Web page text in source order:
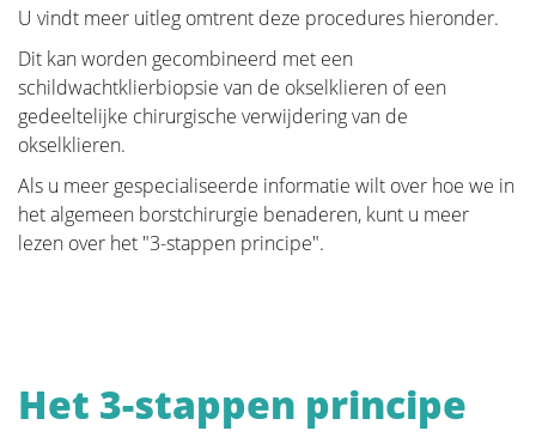
"Tumoren en aandoeningen" gaan we dieper in op
heeft.
Verder wensen wij vrouwen te informeren die zich
afvragen of zij wel een borstprobleem hebben, maar
consulteren. Kennis en informatie kunnen dikwijls
een onmiddellijke geruststelling betekenen indien de
vrouw zelf in staat is het probleem te onderkennen
kwaadaardige aandoening, en die goed voorbereid
naar hun arts willen stappen.
U vindt meer uitleg omtrent deze procedures hieronder.
Dit kan worden gecombineerd met een
schildwachtklierbiopsie van de okselklieren of een
gedeeltelijke chirurgische verwijdering van de
okselklieren.
Als u meer gespecialiseerde informatie wilt over hoe we in
het algemeen borstchirurgie benaderen, kunt u meer
lezen over het "3-stappen principe".
Het 3-stappen principe